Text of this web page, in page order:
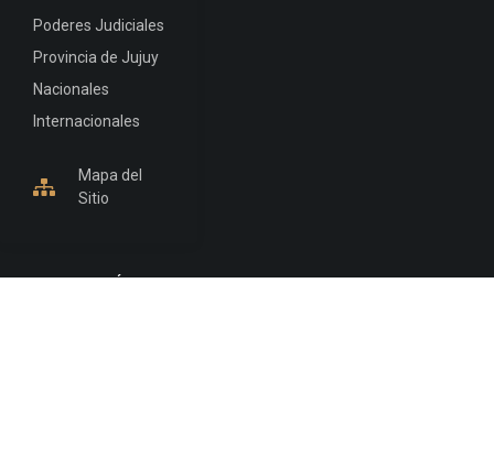
Poderes Judiciales
Provincia de Jujuy
Nacionales
Internacionales
Mapa del
Sitio